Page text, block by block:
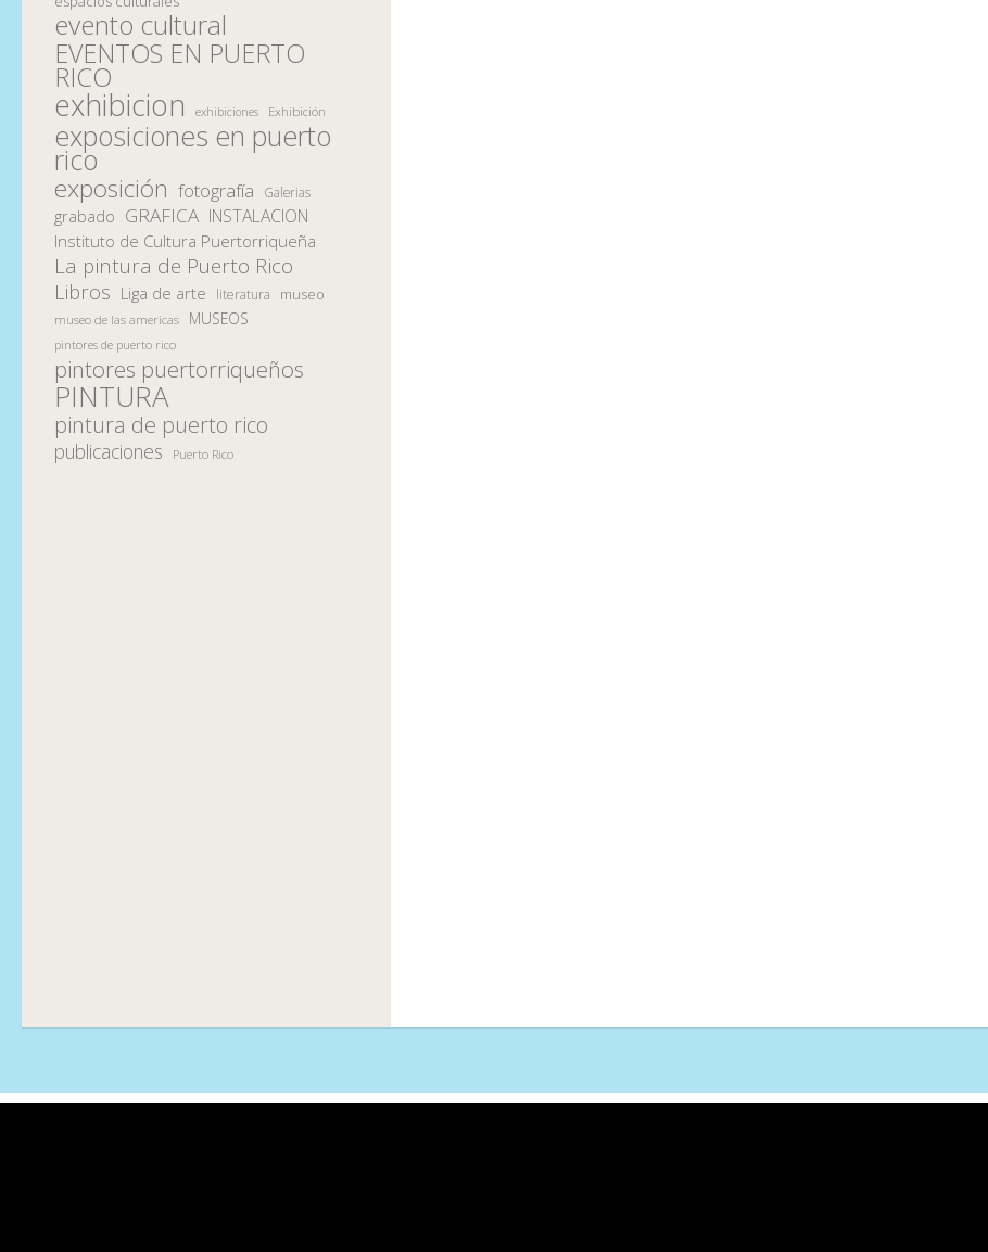
evento cultural
EVENTOS EN PUERTO
RICO
exhibicion exhibiciones Exhibición
exposiciones en puerto
rico
exposición fotografía Galerias
grabado GRAFICA INSTALACION
Instituto de Cultura Puertorriqueña
La pintura de Puerto Rico
Libros Liga de arte literatura museo
museo de las americas MUSEOS
pintores de puerto rico
pintores puertorriqueños
PINTURA
pintura de puerto rico
publicaciones Puerto Rico